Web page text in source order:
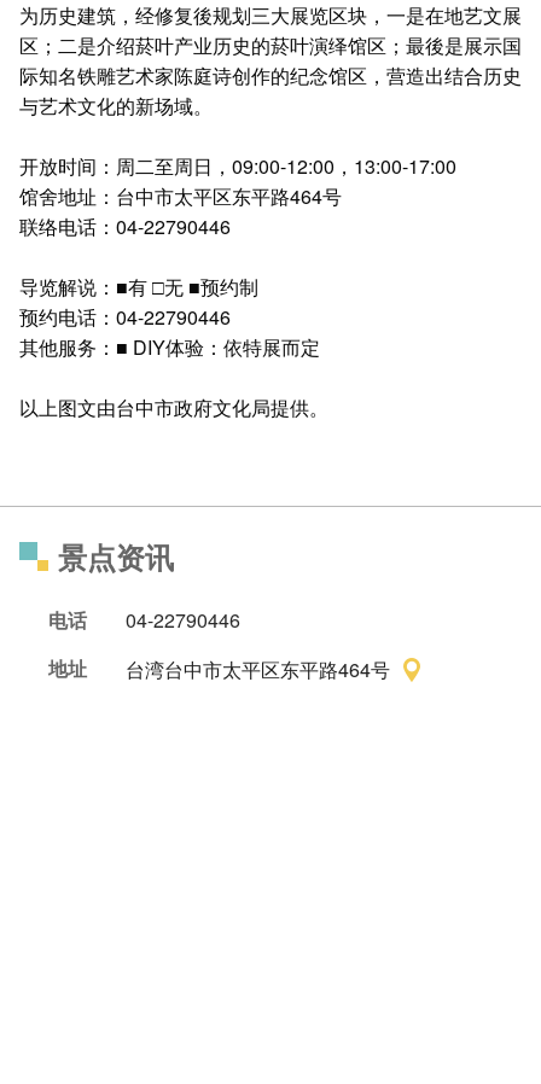
为历史建筑，经修复後规划三大展览区块，一是在地艺文展
区；二是介绍菸叶产业历史的菸叶演绎馆区；最後是展示国
际知名铁雕艺术家陈庭诗创作的纪念馆区，营造出结合历史
与艺术文化的新场域。
开放时间：周二至周日，09:00-12:00，13:00-17:00
馆舍地址：台中市太平区东平路464号
联络电话：04-22790446
导览解说：■有 □无 ■预约制
预约电话：04-22790446
其他服务：■ DIY体验：依特展而定
以上图文由台中市政府文化局提供。
景点资讯
电话
04-22790446
地址
台湾台中市太平区东平路464号